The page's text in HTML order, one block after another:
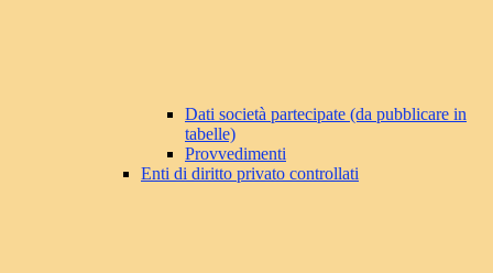
Dati società partecipate (da pubblicare in
tabelle)
Provvedimenti
Enti di diritto privato controllati